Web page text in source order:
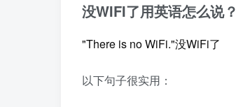
没WIFI了用英语怎么说？
"There is no WiFi."没WiFi了
以下句子很实用：